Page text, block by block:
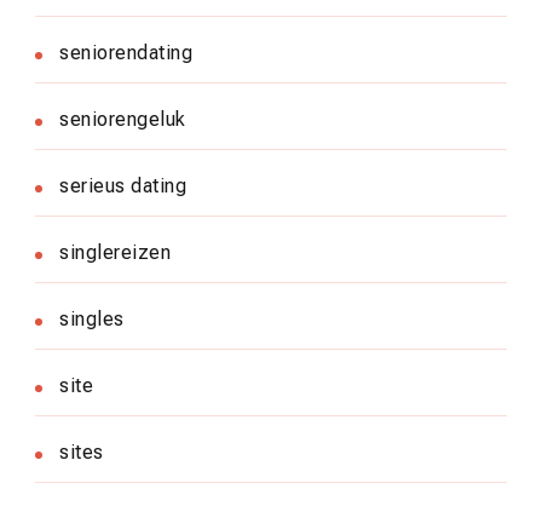
seniorendating
seniorengeluk
serieus dating
singlereizen
singles
site
sites